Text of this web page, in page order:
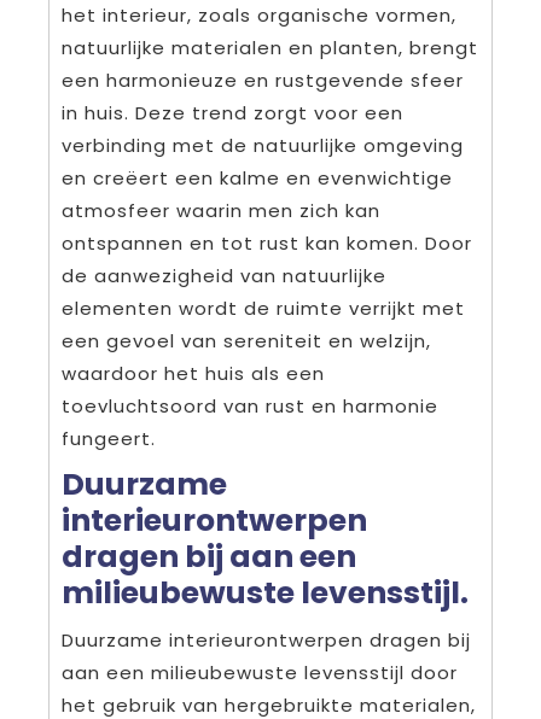
het interieur, zoals organische vormen,
natuurlijke materialen en planten, brengt
een harmonieuze en rustgevende sfeer
in huis. Deze trend zorgt voor een
verbinding met de natuurlijke omgeving
en creëert een kalme en evenwichtige
atmosfeer waarin men zich kan
ontspannen en tot rust kan komen. Door
de aanwezigheid van natuurlijke
elementen wordt de ruimte verrijkt met
een gevoel van sereniteit en welzijn,
waardoor het huis als een
toevluchtsoord van rust en harmonie
fungeert.
Duurzame
interieurontwerpen
dragen bij aan een
milieubewuste levensstijl.
Duurzame interieurontwerpen dragen bij
aan een milieubewuste levensstijl door
het gebruik van hergebruikte materialen,